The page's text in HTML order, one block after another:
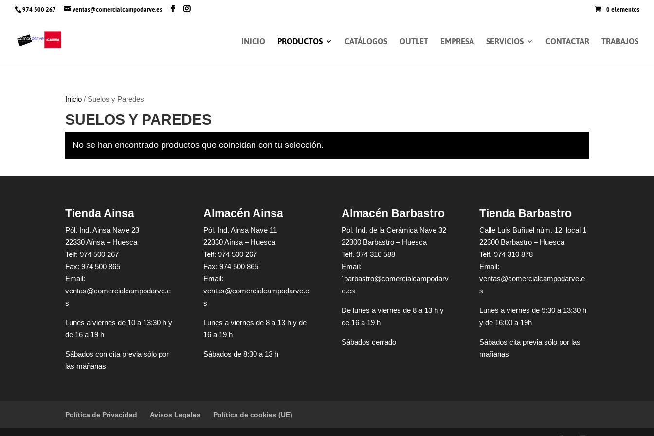
974 500 267 ventas@comercialcampodarve.es 0 elementos
INICIO PRODUCTOS CATÁLOGOS OUTLET EMPRESA SERVICIOS CONTACTAR TRABAJOS
Inicio / Suelos y Paredes
SUELOS Y PAREDES
No se han encontrado productos que coincidan con tu selección.
Tienda Ainsa
Pól. Ind. Ainsa Nave 23
22330 Aínsa – Huesca
Telf: 974 500 267
Fax: 974 500 865
Email:
ventas@comercialcampodarve.e
s
Lunes a viernes de 10 a 13:30 h y
de 16 a 19 h
Sábados con cita previa sólo por
las mañanas
Almacén Ainsa
Pól. Ind. Ainsa Nave 11
22330 Aínsa – Huesca
Telf: 974 500 267
Fax: 974 500 865
Email:
ventas@comercialcampodarve.e
s
Lunes a viernes de 8 a 13 h y de
16 a 19 h
Sábados de 8:30 a 13 h
Almacén Barbastro
Pol. Ind. de la Cerámica Nave 32
22300 Barbastro – Huesca
Telf. 974 310 588
Email:
´barbastro@comercialcampodarv
e.es
De lunes a viernes de 8 a 13 h y
de 16 a 19 h
Sábados cerrado
Tienda Barbastro
Calle Luis Buñuel núm. 12, local 1
22300 Barbastro – Huesca
Telf. 974 310 878
Email:
ventas@comercialcampodarve.e
s
Lunes a viernes de 9:30 a 13:30 h
y de 16:00 a 19h
Sábados cita previa sólo por las
mañanas
Política de Privacidad Avisos Legales Política de cookies (UE)